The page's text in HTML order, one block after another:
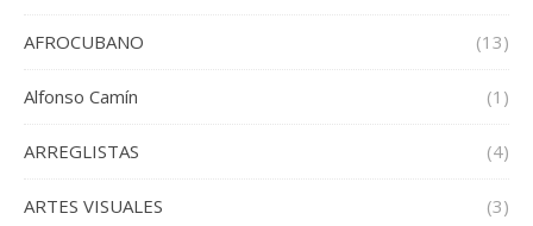
AFROCUBANO (13)
Alfonso Camín (1)
ARREGLISTAS (4)
ARTES VISUALES (3)